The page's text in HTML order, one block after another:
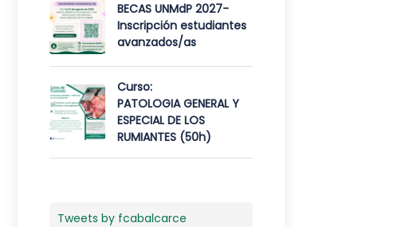
BECAS UNMdP 2027-
Inscripción estudiantes
avanzados/as
Curso:
PATOLOGIA GENERAL Y
ESPECIAL DE LOS
RUMIANTES (50h)
Tweets by fcabalcarce